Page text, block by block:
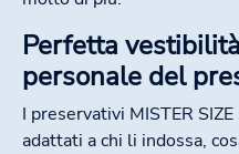
Perfetta
personale del
I preservativi MISTER
adattati a chi li indossa,